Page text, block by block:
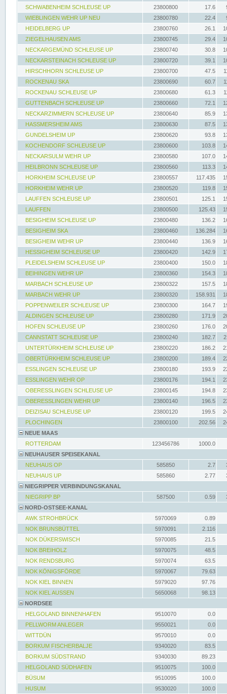
SCHWABENHEIM SCHLEUSE UP
23800800 17.6
WIEBLINGEN WEHR UP NEU
23800780 22.4
HEIDELBERG UP
23800760 26.1
ZIEGELHAUSEN AMS
23800745 29.4
NECKARGEMÜND SCHLEUSE UP
23800740 30.8
NECKARSTEINACH SCHLEUSE UP
23800720 39.1
HIRSCHHORN SCHLEUSE UP
23800700 47.5
ROCKENAU SKA
23800690 60.7
ROCKENAU SCHLEUSE UP
23800680 61.3
GUTTENBACH SCHLEUSE UP
23800660 72.1
NECKARZIMMERN SCHLEUSE UP
23800640 85.9
HASSMERSHEIM AMS
23800630 87.5
GUNDELSHEIM UP
23800620 93.8
KOCHENDORF SCHLEUSE UP
23800600 103.8
NECKARSULM WEHR UP
23800580 107.0
HEILBRONN SCHLEUSE UP
23800560 113.3
HORKHEIM SCHLEUSE UP
23800557 117.435
HORKHEIM WEHR UP
23800520 119.8
LAUFFEN SCHLEUSE UP
23800501 125.1
LAUFFEN
23800500 125.43
BESIGHEIM SCHLEUSE UP
23800480 136.2
BESIGHEIM SKA
23800460 136.284
BESIGHEIM WEHR UP
23800440 136.9
HESSIGHEIM SCHLEUSE UP
23800420 142.9
PLEIDELSHEIM SCHLEUSE UP
23800400 150.0
BEIHINGEN WEHR UP
23800360 154.3
MARBACH SCHLEUSE UP
23800322 157.5
MARBACH WEHR UP
23800320 158.931
POPPENWEILER SCHLEUSE UP
23800300 164.7
ALDINGEN SCHLEUSE UP
23800280 171.9
HOFEN SCHLEUSE UP
23800260 176.0
CANNSTATT SCHLEUSE UP
23800240 182.7
UNTERTÜRKHEIM SCHLEUSE UP
23800220 186.2
OBERTÜRKHEIM SCHLEUSE UP
23800200 189.4
ESSLINGEN SCHLEUSE UP
23800180 193.9
ESSLINGEN WEHR OP
23800176 194.1
OBERESSLINGEN SCHLEUSE UP
23800145 194.8
OBERESSLINGEN WEHR UP
23800140 196.5
DEIZISAU SCHLEUSE UP
23800120 199.5
PLOCHINGEN
23800100 202.56
NEUE MAAS
ROTTERDAM
123456786
1000.0
NEUHAUSER SPEISEKANAL
NEUHAUS OP
585850 2.7
NEUHAUS UP
585860 2.77
NIEGRIPPER VERBINDUNGSKANAL
NIEGRIPP BP
587500 0.59
NORD-OSTSEE-KANAL
AWK STROHBRÜCK
5970069
0.89
NOK BRUNSBÜTTEL
5970091
2.116
NOK DÜKERSWISCH
5970085
21.5
NOK BREIHOLZ
5970075
48.5
NOK RENDSBURG
5970074
63.5
NOK KÖNIGSFÖRDE
5970067
79.63
NOK KIEL BINNEN
5979020
97.76
NOK KIEL AUSSEN
5650068
98.13
NORDSEE
HELGOLAND BINNENHAFEN
9510070
0.0
PELLWORM ANLEGER
9550021
0.0
WITTDÜN
9570010
0.0
BORKUM FISCHERBALJE
9340020
83.5
BORKUM SÜDSTRAND
9340030
89.23
HELGOLAND SÜDHAFEN
9510075
100.0
BÜSUM
9510095
100.0
HUSUM
9530020 100.0